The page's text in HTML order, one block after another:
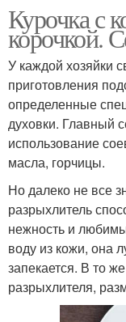
Курочка с
корочкой.
У каждой хозяйки
приготовления
определенные
духовки. Главный
использование
масла, горчицы.
Но далеко не все
разрыхлитель
нежность и
воду из кожи, она
запекается. В то
разрыхлителя,